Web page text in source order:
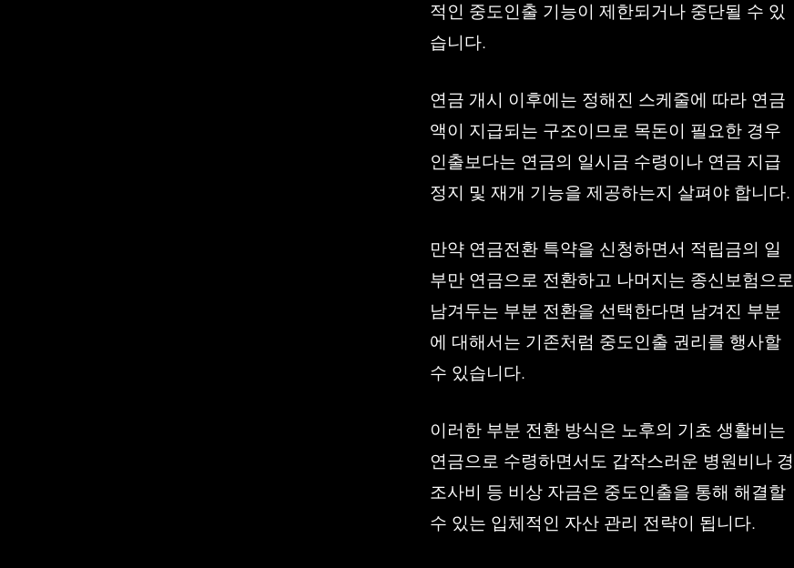
적인 중도인출 기능이 제한되거나 중단될 수 있
습니다.
연금 개시 이후에는 정해진 스케줄에 따라 연금
액이 지급되는 구조이므로 목돈이 필요한 경우
인출보다는 연금의 일시금 수령이나 연금 지급
정지 및 재개 기능을 제공하는지 살펴야 합니다.
만약 연금전환 특약을 신청하면서 적립금의 일
부만 연금으로 전환하고 나머지는 종신보험으로
남겨두는 부분 전환을 선택한다면 남겨진 부분
에 대해서는 기존처럼 중도인출 권리를 행사할
수 있습니다.
이러한 부분 전환 방식은 노후의 기초 생활비는
연금으로 수령하면서도 갑작스러운 병원비나 경
조사비 등 비상 자금은 중도인출을 통해 해결할
수 있는 입체적인 자산 관리 전략이 됩니다.